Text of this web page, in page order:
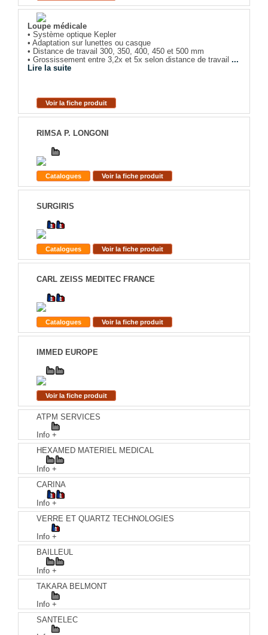
Loupe médicale
• Système optique Kepler
• Adaptation sur lunettes ou casque
• Distance de travail 300, 350, 400, 450 et 500 mm
• Grossissement entre 3,2x et 5x selon distance de travail ...
Lire la suite
Voir la fiche produit
RIMSA P. LONGONI
Catalogues Voir la fiche produit
SURGIRIS
Catalogues Voir la fiche produit
CARL ZEISS MEDITEC FRANCE
Catalogues Voir la fiche produit
IMMED EUROPE
Voir la fiche produit
ATPM SERVICES
Info +
HEXAMED MATERIEL MEDICAL
Info +
CARINA
Info +
VERRE ET QUARTZ TECHNOLOGIES
Info +
BAILLEUL
Info +
TAKARA BELMONT
Info +
SANTELEC